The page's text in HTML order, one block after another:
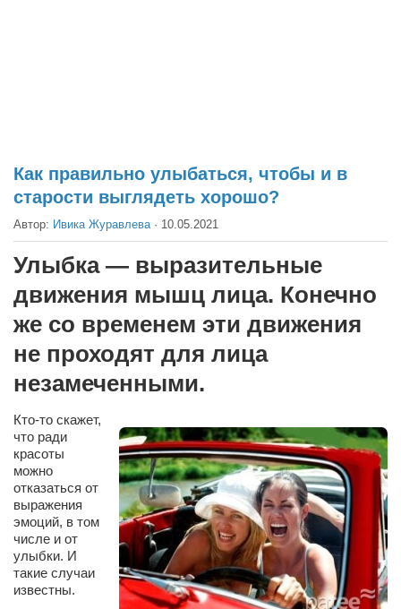
Выборы
Деньги
Традиции
Здоровье
Здоровый образ жизни
Активный отдых
Курьезы
Досье
Арт-менеджеры
Лариса Ильченко
Орест Коваль
Как правильно улыбаться, чтобы и в
старости выглядеть хорошо?
Автор: Ивика Журавлева · 10.05.2021
Улыбка — выразительные
движения мышц лица. Конечно
же со временем эти движения
не проходят для лица
незамеченными.
Кто-то скажет,
что ради
красоты
можно
отказаться от
выражения
эмоций, в том
числе и от
улыбки. И
такие случаи
известны.